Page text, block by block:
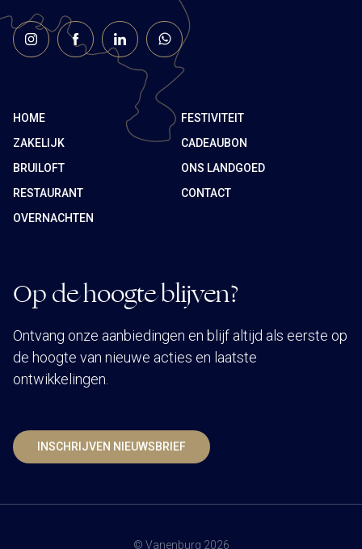
HOME
FESTIVITEIT
ZAKELIJK
CADEAUBON
BRUILOFT
ONS LANDGOED
RESTAURANT
CONTACT
OVERNACHTEN
Op de hoogte blijven?
Ontvang onze aanbiedingen en blijf altijd als eerste op
de hoogte van nieuwe acties en laatste
ontwikkelingen.
INSCHRIJVEN NIEUWSBRIEF
© Vanenburg 2026